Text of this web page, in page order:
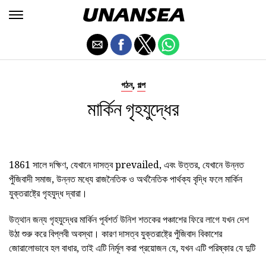
গঠন, গল্প
মার্কিন গৃহযুদ্ধের
1861 সালে দক্ষিণ, যেখানে দাসত্ব prevailed, এবং উত্তর, যেখানে উন্নত
পুঁজিবাদী সমাজ, উন্নত মধ্যে রাজনৈতিক ও অর্থনৈতিক পার্থক্য বৃদ্ধি ফলে মার্কিন
যুক্তরাষ্ট্রে গৃহযুদ্ধ দ্বারা।
উত্থান জন্য গৃহযুদ্ধের মার্কিন পূর্বশর্ত উনিশ শতকের পঞ্চাশের ফিরে লাগে যখন দেশ
উঠা শুরু করে বিপ্লবী অবস্থা। কারণ দাসত্ব যুক্তরাষ্ট্রে পুঁজিবাদ বিকাশের
জোরালোভাবে হল বাধার, তাই এটি নির্মূল করা প্রয়োজন যে, যখন এটি পরিষ্কার যে দুটি